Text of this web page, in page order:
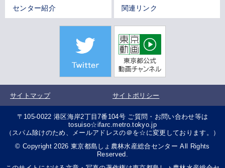
センター紹介 関連リンク
サイトマップ サイトポリシー
〒105-0022 港区海岸2丁目7番104号 ご質問・お問い合わせ等は
tosuiso☆ifarc.metro.tokyo.jp
（スパム除けのため、メールアドレスの＠を☆に変更しております。）
© Copyright 2026 東京都島しょ農林水産総合センター All Rights
Reserved.